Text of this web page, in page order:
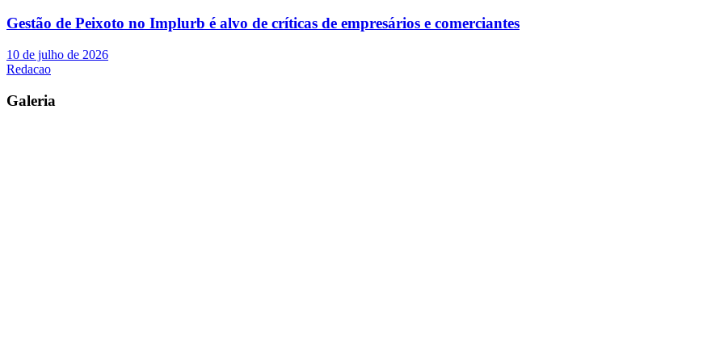
Gestão de Peixoto no Implurb é alvo de críticas de empresários e comerciantes
10 de julho de 2026
Redacao
Galeria